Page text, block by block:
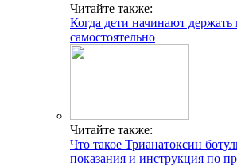
Читайте также:
Когда дети начинают держать
самостоятельно
Читайте также:
Что такое Трианатоксин
показания и инструкция по